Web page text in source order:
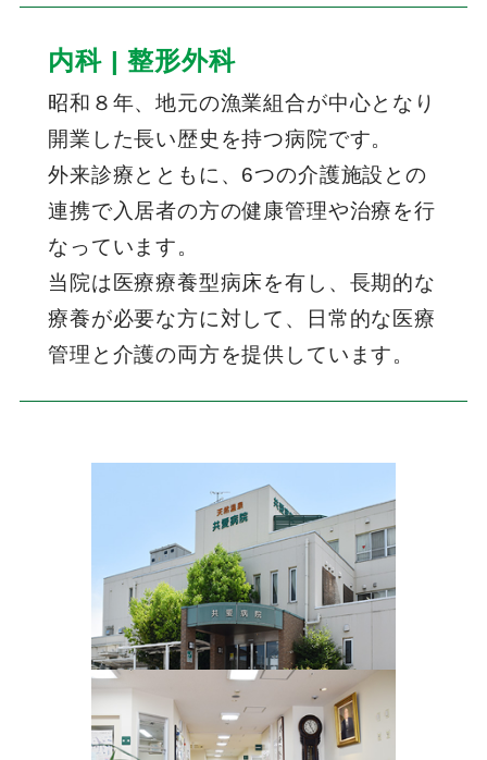
内科 | 整形外科
昭和８年、地元の漁業組合が中心となり
開業した長い歴史を持つ病院です。
外来診療とともに、6つの介護施設との
連携で入居者の方の健康管理や治療を行
なっています。
当院は医療療養型病床を有し、長期的な
療養が必要な方に対して、日常的な医療
管理と介護の両方を提供しています。